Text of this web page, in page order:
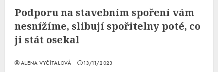
Podporu na stavebním spoření vám
nesnížíme, slibují spořitelny poté, co
ji stát osekal
ALENA VYČÍTALOVÁ 13/11/2023